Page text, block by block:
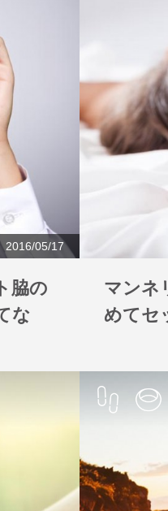
2016/05/17
脇の
な
マンネ
めてセ